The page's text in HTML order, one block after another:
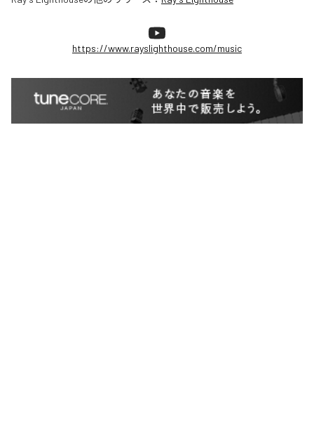
https://www.rayslighthouse.com/music